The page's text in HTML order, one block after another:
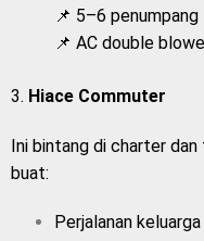
📌 5–6 penumpang
📌 AC double
3. Hiace Commuter
Ini bintang di charter
buat:
Perjalanan